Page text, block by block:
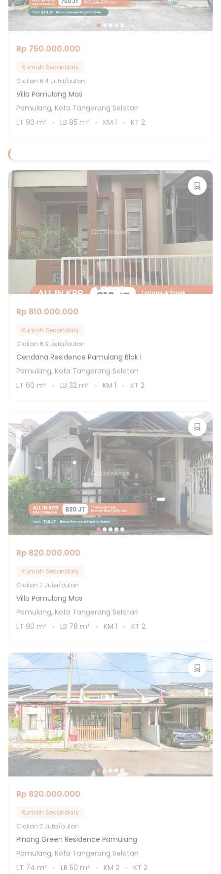
Rp 750.000.000
Rumah Secondary
Cicilan 6.4 Juta/bulan
Villa Pamulang Mas
Pamulang, Kota Tangerang Selatan
LT 90 m² LB 85 m² KM 1 KT 2
Rp 810.000.000
Rumah Secondary
Cicilan 6.9 Juta/bulan
Cendana Residence Pamulang Blok I
Pamulang, Kota Tangerang Selatan
LT 60 m² LB 32 m² KM 1 KT 2
Rp 820.000.000
Rumah Secondary
Cicilan 7 Juta/bulan
Villa Pamulang Mas
Pamulang, Kota Tangerang Selatan
LT 90 m² LB 78 m² KM 1 KT 2
Rp 820.000.000
Rumah Secondary
Cicilan 7 Juta/bulan
Pinang Green Residence Pamulang
Pamulang, Kota Tangerang Selatan
LT 74 m² LB 50 m² KM 2 KT 2